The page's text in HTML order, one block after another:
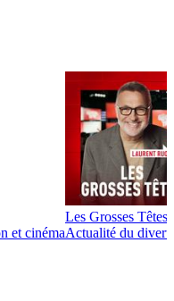
et cinéma
Les Grosses Têtes
Actualité du